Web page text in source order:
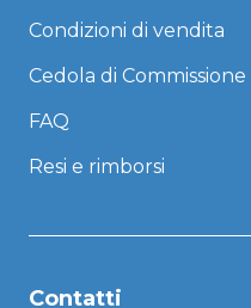
Condizioni di vendita
Cedola di Commissione
FAQ
Resi e rimborsi
Contatti